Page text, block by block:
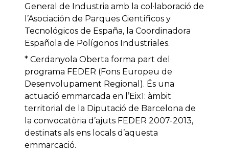
General de Industria amb la col·laboració de
l’Asociación de Parques Científicos y
Tecnológicos de España, la Coordinadora
Española de Polígonos Industriales.
* Cerdanyola Oberta forma part del
programa FEDER (Fons Europeu de
Desenvolupament Regional). És una
actuació emmarcada en l’Eix1: àmbit
territorial de la Diputació de Barcelona de
la convocatòria d’ajuts FEDER 2007-2013,
destinats als ens locals d’aquesta
emmarcació.